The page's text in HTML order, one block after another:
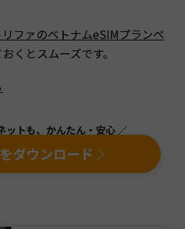
リファのベトナムeSIMプランペ
くとスムーズです。
ットも、かんたん・安心 ／
ダウンロード